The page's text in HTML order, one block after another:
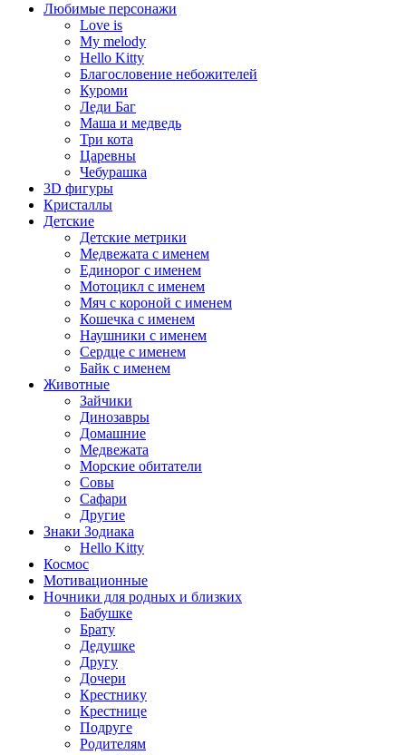
Любимые персонажи
Love is
My melody
Hello Kitty
Благословение небожителей
Куроми
Леди Баг
Маша и медведь
Три кота
Царевны
Чебурашка
3D фигуры
Кристаллы
Детские
Детские метрики
Медвежата с именем
Единорог с именем
Мотоцикл с именем
Мяч с короной с именем
Кошечка с именем
Наушники с именем
Сердце с именем
Байк с именем
Животные
Зайчики
Динозавры
Домашние
Медвежата
Морские обитатели
Совы
Сафари
Другие
Знаки Зодиака
Hello Kitty
Космос
Мотивационные
Ночники для родных и близких
Бабушке
Брату
Дедушке
Другу
Дочери
Крестнику
Крестнице
Подруге
Родителям